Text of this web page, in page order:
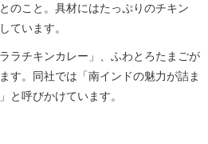
のこと。具材にはたっぷりのチキン
ています。
ラチキンカレー」、ふわとろたまごが
す。同社では「南インドの魅力が詰ま
と呼びかけています。